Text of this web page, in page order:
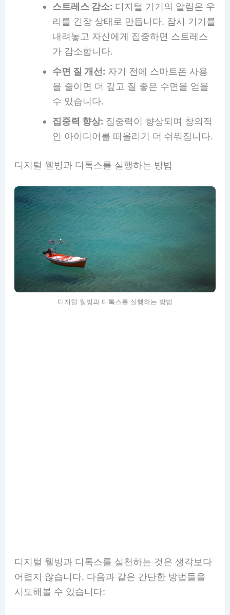
스트레스 감소: 디지털 기기의 알림은 우
리를 긴장 상태로 만듭니다. 잠시 기기를
내려놓고 자신에게 집중하면 스트레스
가 감소합니다.
수면 질 개선: 자기 전에 스마트폰 사용
을 줄이면 더 깊고 질 좋은 수면을 얻을
수 있습니다.
집중력 향상: 집중력이 향상되며 창의적
인 아이디어를 떠올리기 더 쉬워집니다.
디지털 웰빙과 디톡스를 실행하는 방법
디지털 웰빙과 디톡스를 실행하는 방법
디지털 웰빙과 디톡스를 실천하는 것은 생각보다
어렵지 않습니다. 다음과 같은 간단한 방법들을
시도해볼 수 있습니다: